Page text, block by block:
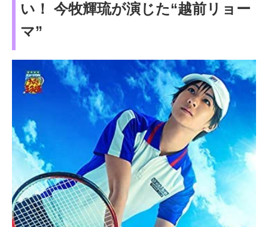
い！ 今牧輝琉が演じた“越前リョー
マ”